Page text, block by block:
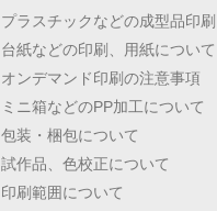
プラスチックなどの成型品印
台紙などの印刷、用紙について
オンデマンド印刷の注意事項
ミニ箱などのPP加工について
包装・梱包について
試作品、色校正について
印刷範囲について